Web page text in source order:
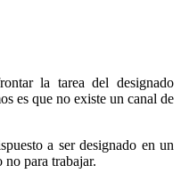
la tarea del designado
es que no existe un canal de
a ser designado en un
no para trabajar.